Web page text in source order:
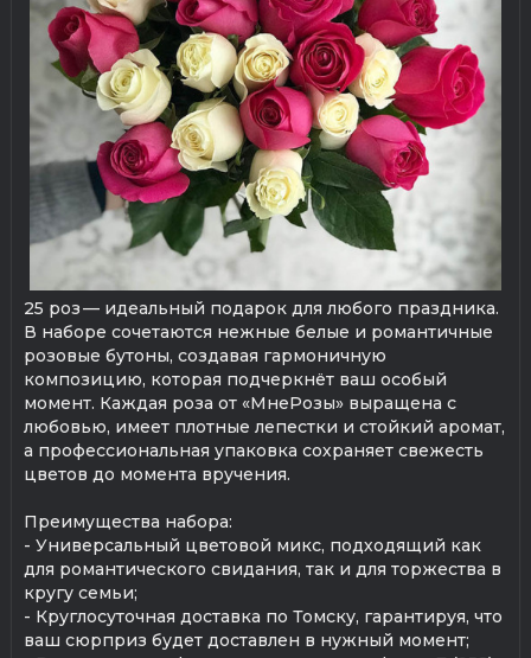
25 роз — идеальный подарок для любого праздника.
В наборе сочетаются нежные белые и романтичные
розовые бутоны, создавая гармоничную
композицию, которая подчеркнёт ваш особый
момент. Каждая роза от «МнеРозы» выращена с
любовью, имеет плотные лепестки и стойкий аромат,
а профессиональная упаковка сохраняет свежесть
цветов до момента вручения.
Преимущества набора:
- Универсальный цветовой микс, подходящий как
для романтического свидания, так и для торжества в
кругу семьи;
- Круглосуточная доставка по Томску, гарантируя, что
ваш сюрприз будет доставлен в нужный момент;